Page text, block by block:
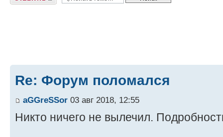
Re: Форум поломался
aGGreSSor 03 авг 2018, 12:55
Никто ничего не вылечил.